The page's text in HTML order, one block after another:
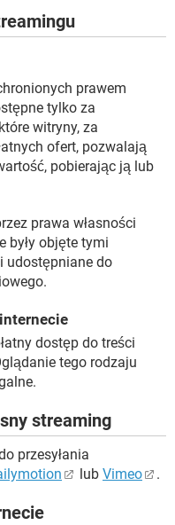
prawem
tylko za
witryny, za
ofert, pozwalają
pobierając ją lub
prawa własności
były objęte tymi
udostępniane do
dostęp do treści
tego rodzaju
streaming
przesyłania
lub Vimeo .